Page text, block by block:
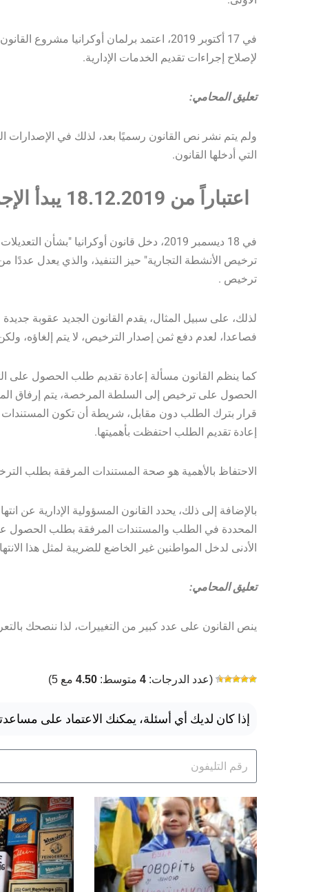
في 17 أكتوبر 2019، اعتمد برلمان أوكرانيا مشروع القانون المحدد
لإصلاح إجراءات تقديم الخدمات الإدارية.
تعليق المحامي:
ولم يتم نشر نص القانون رسميًا بعد، لذلك في الإصدارات
التي أدخلها القانون.
اعتباراً من 18.12.2019 يبدأ الإجراء الجديد للحصول على التراخيص
في 18 ديسمبر 2019، دخل قانون أوكرانيا
ترخيص الأنشطة التجارية" حيز التنفيذ، والذي يعدل
ترخيص .
لذلك، على سبيل المثال، يقدم القانون الجديد عقوبة
فصاعدا، لعدم دفع ثمن إصدار الترخيص، لا يتم إلغاؤه،
كما ينظم القانون مسألة إعادة تقديم طلب الحصول على
الحصول على ترخيص إلى السلطة المرخصة، يتم إرفاق
قرار بترك الطلب دون مقابل، شريطة أن تكون
إعادة تقديم الطلب احتفظت بأهميتها.
الاحتفاظ بالأهمية هو صحة المستندات المرفقة بطلب
بالإضافة إلى ذلك، يحدد القانون المسؤولية الإدارية عن
الأدنى لدخل المواطنين غير الخاضع للضريبة لمثل هذا
تعليق المحامي:
ينص القانون على عدد كبير من التغييرات، لذا ننصحك
(عدد الدرجات: 4 متوسط: 4.50 مع 5)
إذا كان لديك أي أسئلة، يمكنك الاعتماد على